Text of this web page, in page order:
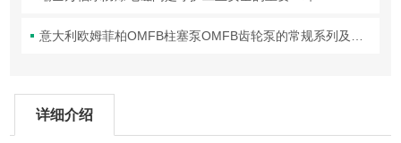
意大利欧姆菲柏OMFB柱塞泵OMFB齿轮泵的常规系列及应用领域
详细介绍